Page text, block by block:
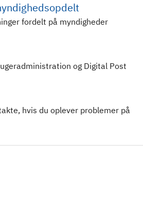
fordelt på myndigheder
og Digital Post
hvis du oplever problemer på